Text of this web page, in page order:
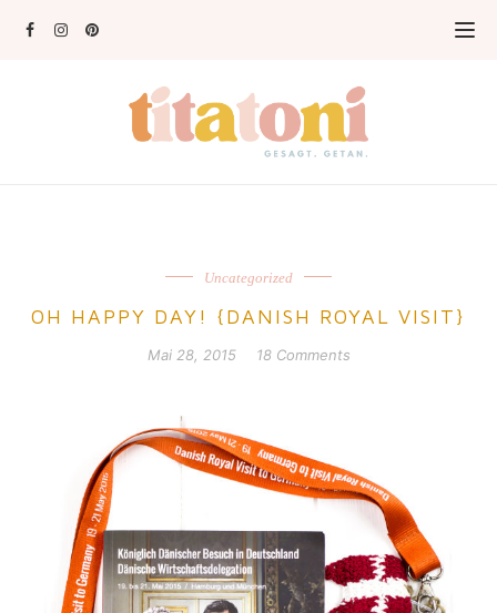
Uncategorized
OH HAPPY DAY! {DANISH ROYAL VISIT}
Mai 28, 2015 18 Comments